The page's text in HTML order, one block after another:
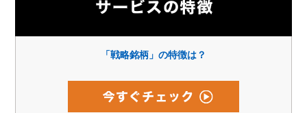
「戦略銘柄」の特徴は？